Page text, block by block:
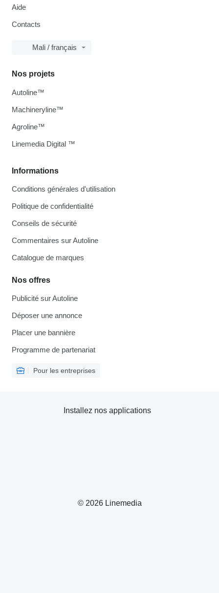
Aide
Contacts
Mali / français
Informations
Conditions générales d'utilisation
Politique de confidentialité
Conseils de sécurité
Commentaires sur Autoline
Catalogue de marques
Nos offres
Publicité sur Autoline
Déposer une annonce
Placer une bannière
Programme de partenariat
Pour les entreprises
Nos projets
Autoline™
Machineryline™
Agroline™
Linemedia Digital ™
© 2026 Linemedia
Installez nos applications